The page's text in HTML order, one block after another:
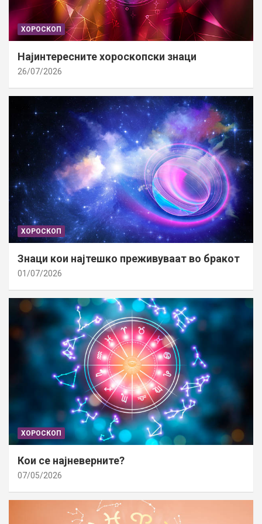
ХОРОСКОП
Најинтересните хороскопски знаци
26/07/2026
ХОРОСКОП
Знаци кои најтешко преживуваат во бракот
01/07/2026
ХОРОСКОП
Кои се најневерните?
07/05/2026